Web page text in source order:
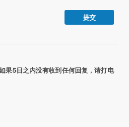
提交
果5日之内没有收到任何回复，请打电